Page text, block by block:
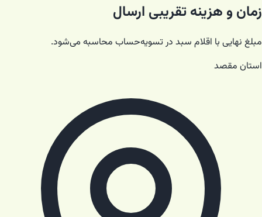
زمان و هزینه تقریبی ارسال
مبلغ نهایی با اقلام سبد در تسویه‌حساب محاسبه می‌شود.
استان مقصد